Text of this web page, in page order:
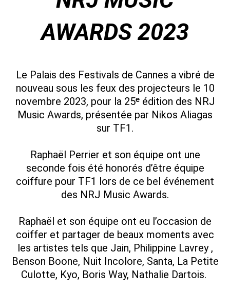
AWARDS 2023
Le Palais des Festivals de Cannes a vibré de
nouveau sous les feux des projecteurs le 10
novembre 2023, pour la 25ᵉ édition des NRJ
Music Awards, présentée par Nikos Aliagas
sur TF1.
Raphaël Perrier et son équipe ont une
seconde fois été honorés d’être équipe
coiffure pour TF1 lors de ce bel événement
des NRJ Music Awards.
Raphaël et son équipe ont eu l’occasion de
coiffer et partager de beaux moments avec
les artistes tels que Jain, Philippine Lavrey ,
Benson Boone, Nuit Incolore, Santa, La Petite
Culotte, Kyo, Boris Way, Nathalie Dartois.